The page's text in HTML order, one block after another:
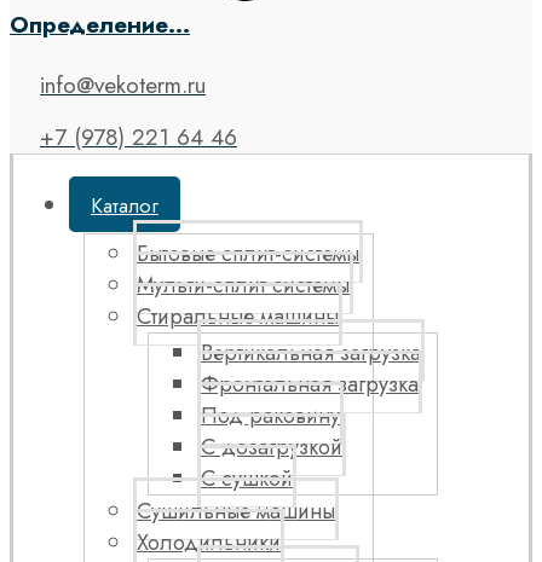
Определение...
info@vekoterm.ru
+7 (978) 221 64 46
Каталог
Бытовые сплит-системы
Мульти-сплит системы
Стиральные машины
Вертикальная загрузка
Фронтальная загрузка
Под раковину
С дозагрузкой
С сушкой
Сушильные машины
Холодильники